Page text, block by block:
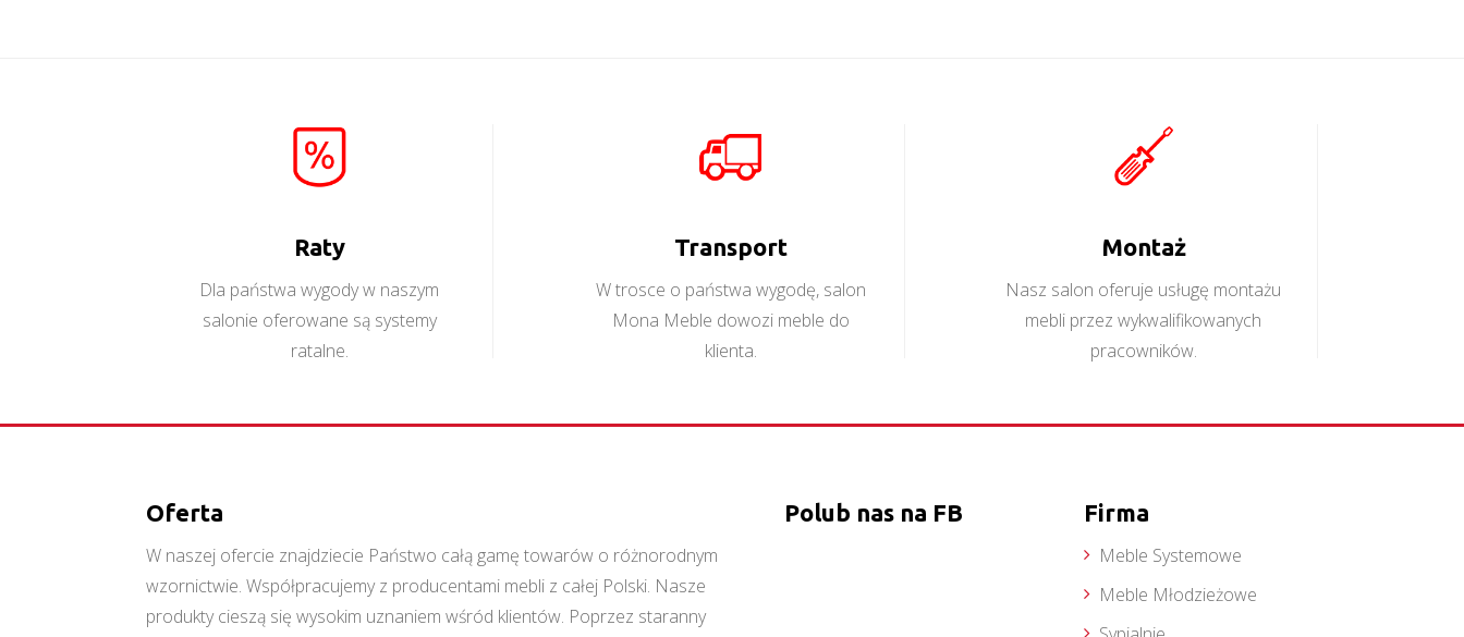
Raty
Dla państwa wygody w naszym
salonie oferowane są systemy
ratalne.
Transport
W trosce o państwa wygodę, salon
Mona Meble dowozi meble do
klienta.
Montaż
Nasz salon oferuje usługę montażu
mebli przez wykwalifikowanych
pracowników.
Oferta
W naszej ofercie znajdziecie Państwo całą gamę towarów o różnorodnym
wzornictwie. Współpracujemy z producentami mebli z całej Polski. Nasze
produkty cieszą się wysokim uznaniem wśród klientów. Poprzez staranny
Polub nas na FB Firma
Meble Systemowe
Meble Młodzieżowe